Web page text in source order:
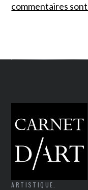
commentaires
ARTISTIQUE.